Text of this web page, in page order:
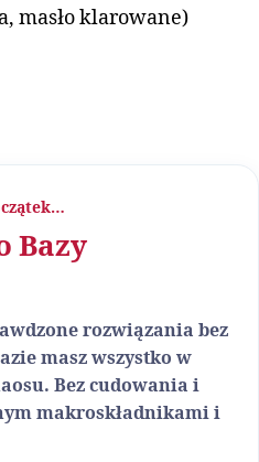
masło klarowane)
Bazy
rozwiązania bez
masz wszystko w
Bez cudowania i
makroskładnikami i